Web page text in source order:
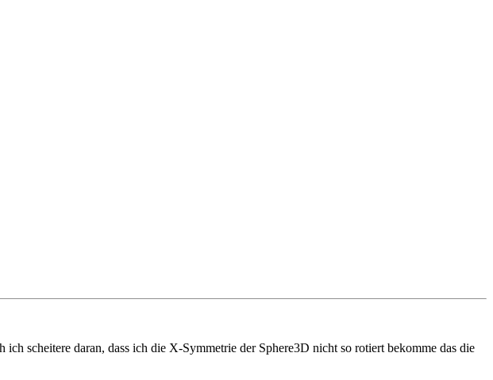
scheitere daran, dass ich die X-Symmetrie der Sphere3D nicht so rotiert bekomme das die